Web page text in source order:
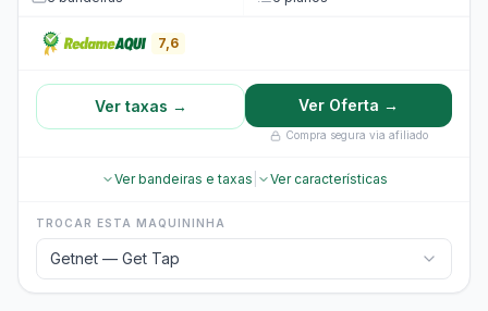
7,6
Ver taxas → Ver Oferta →
Compra segura via afiliado
Ver bandeiras e taxas Ver características
TROCAR ESTA MAQUININHA
Getnet — Get Tap